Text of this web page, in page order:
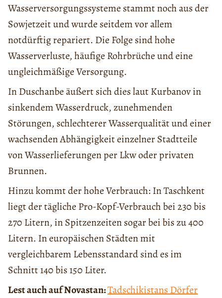
Wasserversorgungssysteme stammt noch aus der
Sowjetzeit und wurde seitdem vor allem
notdürftig repariert. Die Folge sind hohe
Wasserverluste, häufige Rohrbrüche und eine
ungleichmäßige Versorgung.
In Duschanbe äußert sich dies laut Kurbanov in
sinkendem Wasserdruck, zunehmenden
Störungen, schlechterer Wasserqualität und einer
wachsenden Abhängigkeit einzelner Stadtteile
von Wasserlieferungen per Lkw oder privaten
Brunnen.
Hinzu kommt der hohe Verbrauch: In Taschkent
liegt der tägliche Pro-Kopf-Verbrauch bei 230 bis
270 Litern, in Spitzenzeiten sogar bei bis zu 400
Litern. In europäischen Städten mit
vergleichbarem Lebensstandard sind es im
Schnitt 140 bis 150 Liter.
Lest auch auf Novastan:Tadschikistans Dörfer